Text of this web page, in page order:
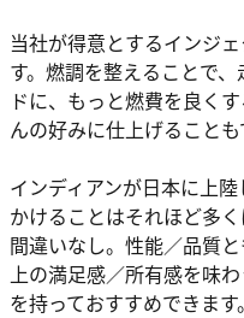
当社が得意とするインジ
す。燃調を整えることで
ドに、もっと燃費を良く
んの好みに仕上げることも
インディアンが日本に上
かけることはそれほど多
間違いなし。性能／品質
上の満足感／所有感を味
を持っておすすめできます。